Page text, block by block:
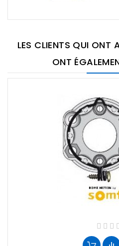
LES CLIENTS QUI ONT
ONT